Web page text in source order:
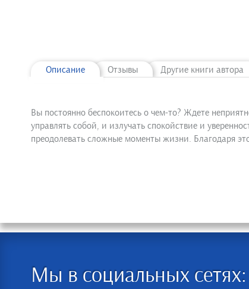
Описание Отзывы Другие книги автора
Вы постоянно беспокоитесь о чем-то? Ждете
управлять собой, и излучать спокойствие и
преодолевать сложные моменты жизни. Благодаря
Мы в социальных сетях: